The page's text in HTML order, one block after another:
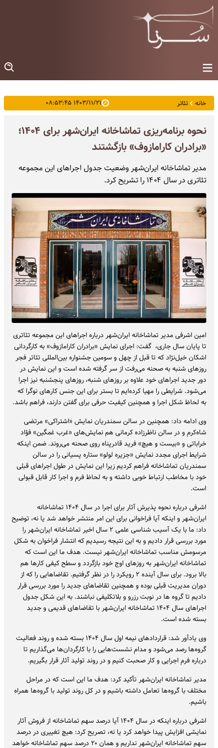
خانه تئاتر ۱۴۰۳/۱۱/۲۱ ۰۸:۵۳:۴۵
نحوه برنامه‌ریزی تماشاخانه ایران‌شهر برای ۱۴۰۴؛
«برادران کارامازوف» بازگشتند
مدیر تماشاخانه ایران‌شهر وضعیت جدول اجراهای این مجموعه
تئاتری در سال ۱۴۰۴ را تشریح کرد.
امین اشرفی مدیر تماشاخانه ایران‌شهر درباره اجراهای این مجموعه تئاتری
تا پایان سال جاری، گفت: اجرای نمایش «برادران کارامازوف» به کارگردانی
اشکان خیل‌نژاد که تا قبل از چهل و سومین جشنواره بین‌المللی تئاتر فجر
روزهای شنبه به صحنه می‌رفت از سر گرفته شده است و این نمایش در
دور جدید اجراهای خود علاوه بر روزهای شنبه، روزهای پنجشنبه نیز اجرا
می‌شود. شرایطی را مهیا کرده‌ایم تا بستر برای این جنس کارهای نوگرا که
به لحاظ شکل اجرا و همچنین کیفیت حرفی برای گفتن دارند، فراهم باشد.
وی ادامه داد: همچنین در سالن سمندریان نمایش «اشتراکی» مرتضی
شاه‌کرم و در سالن ناظرزاده کرمانی هم نمایش‌های «غرب غمگین» فؤاد
خراباتی و «بیست و هیچ» فرید قادرپناه روی صحنه می‌روند. ضمن اینکه
شرایط اجرای مجدد نمایش «جزیره لولو» ستاره پسیانی را در سالن
سمندریان تماشاخانه فراهم کردیم زیرا این نمایش در طول اجراهای قبلی
خود با مخاطب ارتباط خوبی داشته و به لحاظ فرم و اجرا کار قابل قبولی
است.
اشرفی درباره نحوه پذیرش آثار برای اجرا در سال ۱۴۰۴ تماشاخانه
ایران‌شهر و اینکه آیا فراخوانی برای این امر منتشر خواهد شد یا نه، توضیح
داد: ما با یک آسیب شناسی علمی ۲ سال اخیر تماشاخانه ایران‌شهر را
مورد بررسی قرار دادیم و به این نتیجه رسیدیم که انتشار فراخوان به شکل
مرسومش مناسب تماشاخانه ایران‌شهر نیست. هدف ما این است که
تماشاخانه ایران‌شهر به روزهای اوج خود بازگردد و سطح کیفی کارها هم
بالا برود. برای سال آینده ۲ رویکرد را در نظر گرفتیم. تقاضاهایی را که از
دوران مدیریت قبلی بوده و همچنین تقاضاهای جدید را مورد بررسی قرار
دادیم تا گروه ها در نوبت رزرو و بلاتکلیفی نباشند. به این شکل جدول
اجراهای سال ۱۴۰۴ تماشاخانه ایران‌شهر با تقاضاهای قدیمی و جدید
بسته شده است.
وی یادآور شد: قراردادهای نیمه اول سال ۱۴۰۴ بسته شده و روند فعالیت
گروه‌ها رصد می‌شود و مدام نشست‌هایی را با کارگردان‌ها می‌گذاریم تا
درباره فرم اجرایی و کار صحبت کنیم و در روند تولید آثار قرار بگیریم.
مدیر تماشاخانه ایران‌شهر تأکید کرد: هدف ما این است که در مراحل
مختلف با گروه‌ها تعامل داشته باشیم و در کل روند تولید با گروه‌ها همراه
باشیم.
اشرفی درباره اینکه در سال ۱۴۰۴ آیا درصد سهم تماشاخانه از فروش آثار
نمایشی افزایش پیدا خواهد کرد یا نه، تصریح کرد: هیچ تغییری در درصد
سهم تماشاخانه ایران‌شهر نداریم و همان ۲۰ درصد سهم تماشاخانه خواهد